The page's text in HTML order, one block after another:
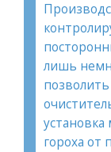
лишь
гороха от